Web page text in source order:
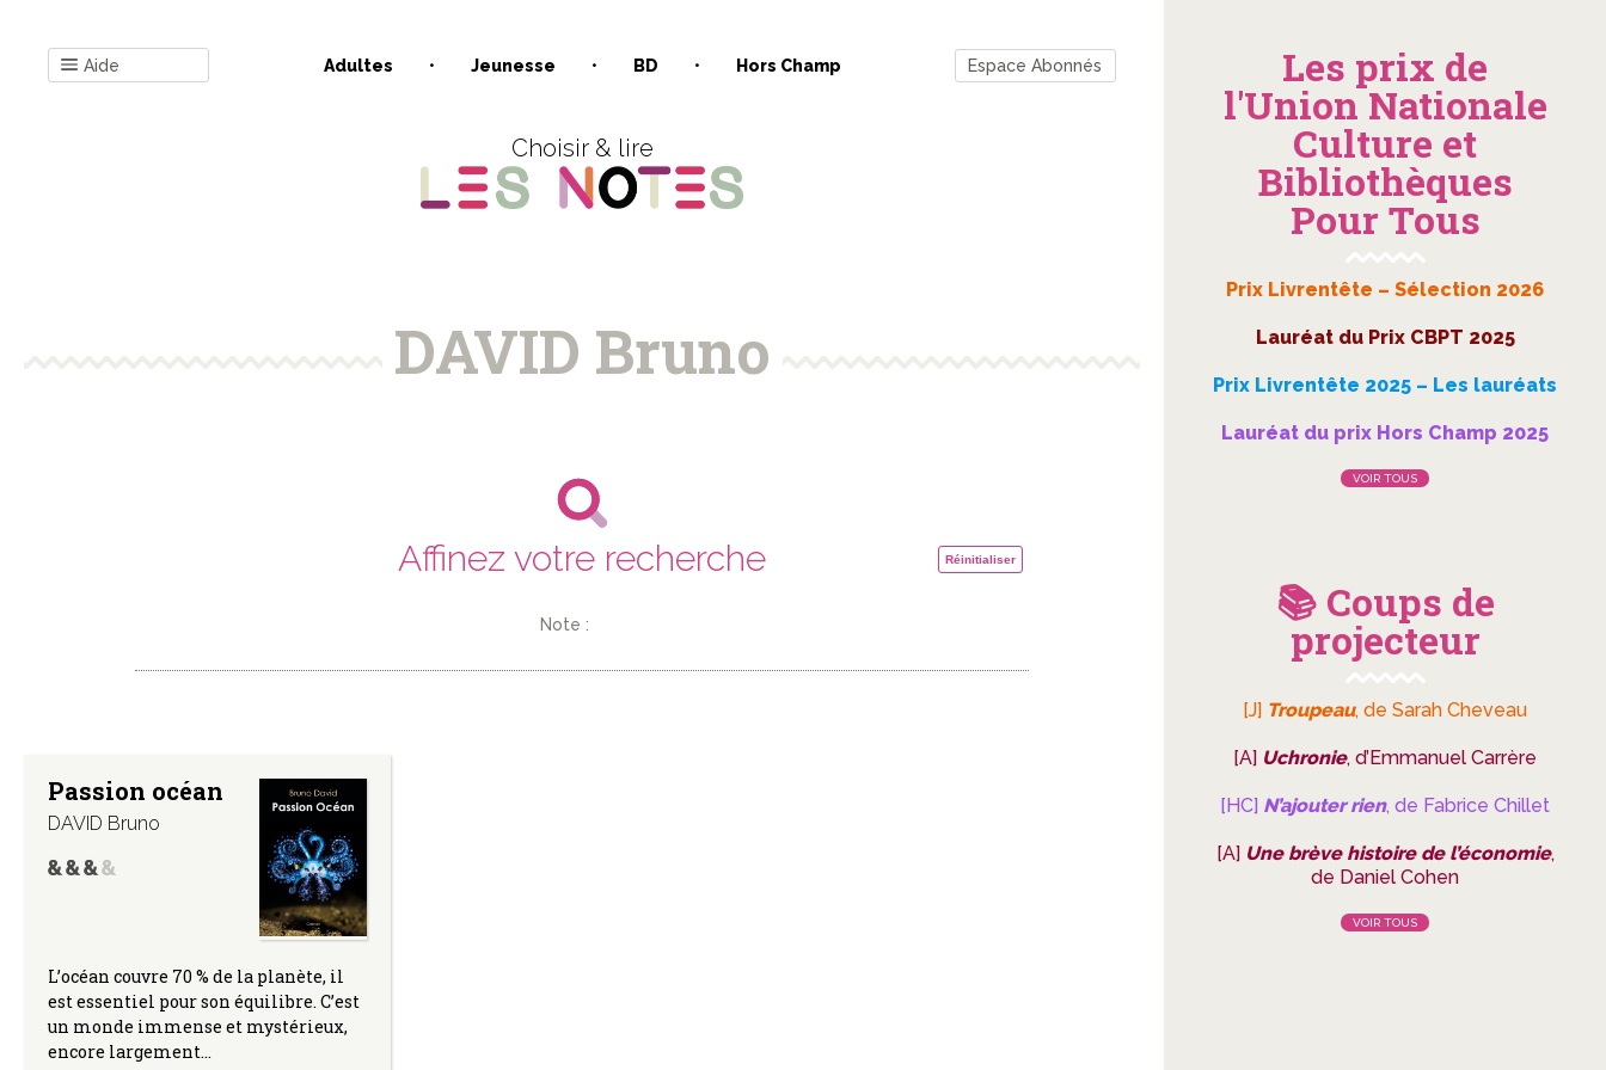
Aide Adultes Jeunesse BD Hors Champ Espace Abonnés
Choisir & lire
DAVID Bruno
Affinez votre recherche
Note :
Réinitialiser
Passion océan
DAVID Bruno
L’océan couvre 70 % de la planète, il
est essentiel pour son équilibre. C’est
un monde immense et mystérieux,
encore largement…
Les prix de
l'Union Nationale
Culture et
Bibliothèques
Pour Tous
Prix Livrentête – Sélection 2026
Lauréat du Prix CBPT 2025
Prix Livrentête 2025 – Les lauréats
Lauréat du prix Hors Champ 2025
VOIR TOUS
📚 Coups de
projecteur
[J] Troupeau, de Sarah Cheveau
[A] Uchronie, d’Emmanuel Carrère
[HC] N’ajouter rien, de Fabrice Chillet
[A] Une brève histoire de l’économie,
de Daniel Cohen
VOIR TOUS